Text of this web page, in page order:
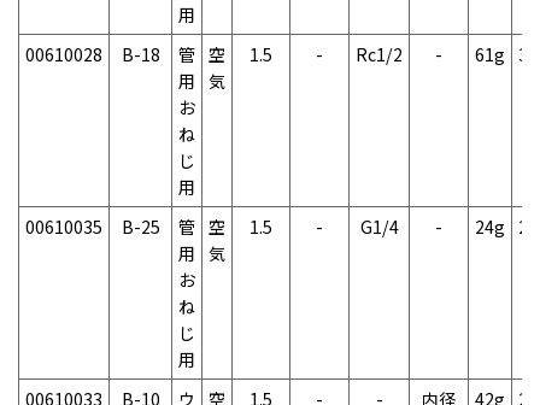
用
00610028 B-18
管
用
お
ね
じ
用
空
気
1.5 - Rc1/2 - 61g
00610035 B-25
管
用
お
ね
じ
用
空
気
1.5 - G1/4 - 24g
00610033 B-10
ウ
空
1.5 - -
内径
42g